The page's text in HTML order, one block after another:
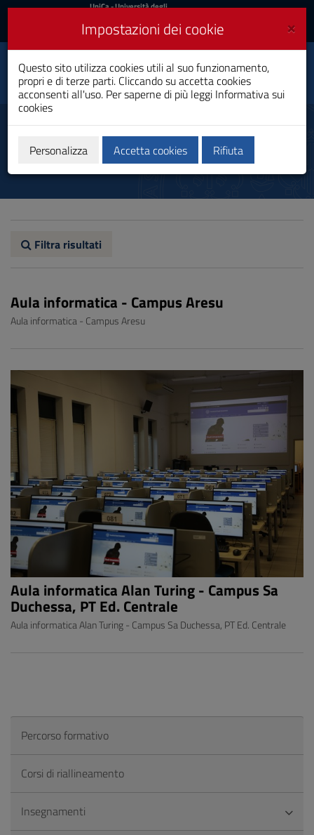
Vai
al
navigazione
sito
Footer
UniCa
Accedi
UniCa- Università degli
Accedi UniCA News
Toggle
navigation
Scienze della
Comunicazione
Laurea
Aule informatiche
Filtra risultati
Aula informatica - Campus Aresu
Aula informatica - Campus Aresu
Aula informatica Alan Turing - Campus Sa
Duchessa, PT Ed. Centrale
Aula informatica Alan Turing - Campus Sa Duchessa, PT Ed. Centrale
Percorso formativo
Corsi di riallineamento
Insegnamenti
×
Impostazioni dei cookie
Questo sito utilizza cookies utili al suo funzionamento,
propri e di terze parti. Cliccando su accetta cookies
acconsenti all'uso. Per saperne di più leggi Informativa sui
cookies
Personalizza Accetta cookies Rifiuta